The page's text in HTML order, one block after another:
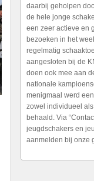
daarbij geholpen
de hele jonge
een zeer actieve en
bezoeken in het
regelmatig
aangesloten bij de
doen ook mee aan
nationale
menigmaal werd
zowel individueel
behaald. Via
jeugdschakers en
aanmelden bij onze